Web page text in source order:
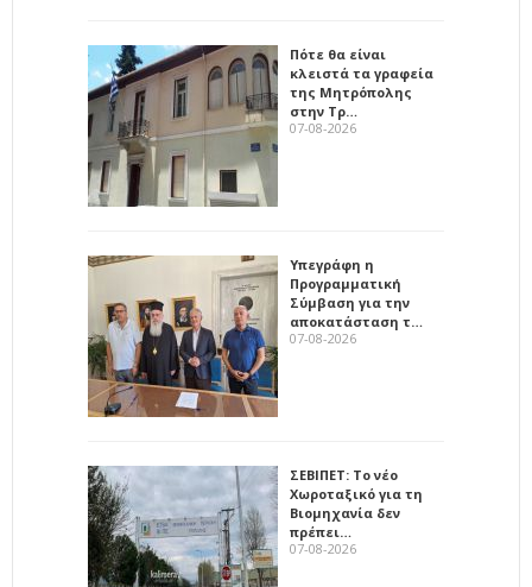
Πότε θα είναι
κλειστά τα γραφεία
της Μητρόπολης
στην Τρ…
07-08-2026
Υπεγράφη η
Προγραμματική
Σύμβαση για την
αποκατάσταση τ…
07-08-2026
ΣΕΒΙΠΕΤ: Το νέο
Χωροταξικό για τη
Βιομηχανία δεν
πρέπει…
07-08-2026